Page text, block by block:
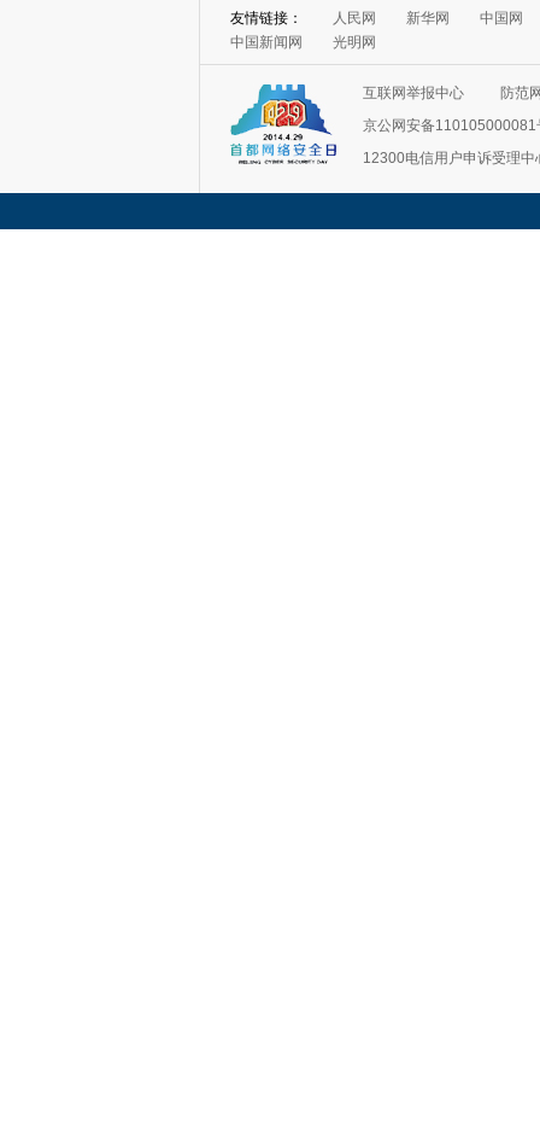
友情链接： 人民网 新华网
中国网
中国新闻网
光明网
互联网举报中心
防范
京公网安备110105000081
12300电信用户申诉受理中